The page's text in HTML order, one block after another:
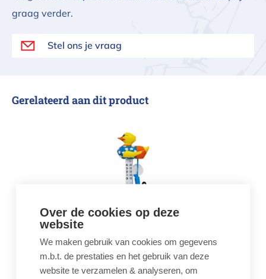
graag verder.
Stel ons je vraag
Gerelateerd aan dit product
Thermometer kleurrijke eend
Thermometer kleurrijke
eend bloemetjes
€ 14,95
Thermometer Eend
Over de cookies op deze
website
We maken gebruik van cookies om gegevens
m.b.t. de prestaties en het gebruik van deze
website te verzamelen & analyseren, om